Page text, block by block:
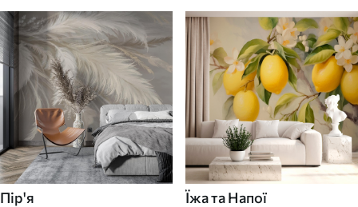
Пір'я Їжа та Напої